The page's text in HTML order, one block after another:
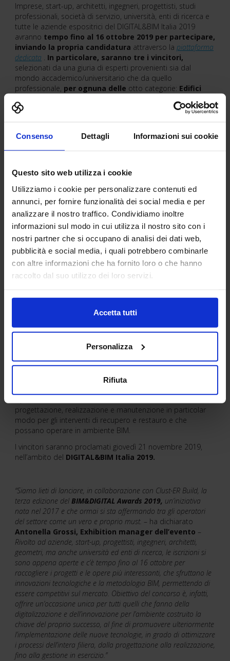
Consenso Dettagli Informazioni sui cookie
Questo sito web utilizza i cookie
Utilizziamo i cookie per personalizzare contenuti ed
annunci, per fornire funzionalità dei social media e per
analizzare il nostro traffico. Condividiamo inoltre
informazioni sul modo in cui utilizza il nostro sito con i
nostri partner che si occupano di analisi dei dati web,
pubblicità e social media, i quali potrebbero combinarle
con altre informazioni che ha fornito loro o che hanno
raccolto dal suo utilizzo dei loro servizi.
Accetta tutti
Personalizza
Rifiuta
Imprese, start-up, architetti, ingegneri, progettisti, studi
professionali, società di servizio, università, enti di ricerca e
tutte le aziende espositrici del DIGITAL&BIM Italia 2019
avranno tempo fino al 16 ottobre 2019 per partecipare,
inviando la propria candidatura attraverso la piattaforma
dedicata
In particolare, saranno tre i vincitori,
selezionati da una giuria di esperti provenienti sia dal
mondo accademico/universitario che da quello
professionale, per ognuna delle otto categorie: Edifici
Pubblici; Infrastrutture; Piccoli progetti; Interventi di
costruttivo
e, novità di quest’edizione, la categoria
dedicata al mondo dellaRicerca.Per premiare le attività di
Magistrale, Scuola di Specializzazione, Master e Dottorato
protocolli, sistemi, inerenti al BIM. Tra i criteri di
assegnazione laGiuriavaluterà principalmente fattori come
l’impatto economico, lasostenibilitàe il carattere
innovativo .
L’iniziativa, che rientra tra gli eventi speciali del
DIGITAL&BIM Italia 2019,in programma il21 e 22
novembre 2019 presso il quartiere fieristico di
Foundation, Building Smart Italia, CNAPPC, CNGeGL, l’Ordine
Bologna, e ha l’obiettivo, da un lato, di far conoscere
iprogetti e le opere che sfruttano le innovazioni
le performance e rendere più efficace il processo di
progettazione, realizzazione e manutenzione degli edifici e
delle infrastrutture; dall’altro, di premiare aziende e start-up
nuovi strumenti e sistemi
progettazione, realizzazione e manutenzione in particolar
modo per gli interventi di recupero e restauro e che
possano operare in ambiente BIM.
I vincitori saranno proclamati giovedì 21 novembre 2019,
nell’ambito del DIGITAL&BIM Italia 2019.
“Siamo lieti di lanciare, in collaborazione con Clust-ER Build, la
terza edizione del BIM&DIGITAL Awards 2019, un’iniziativa
nata nel 2017 e che ormai si sta affermando tra gli operatori
del settore come un vero e proprio must. – ha dichiarato
Antonella Grossi, Exhibition manager dell’evento –
Rivolto ad aziende, start-up, progettisti, ingegneri, architetti,
geometri, ma anche università ed enti di ricerca, le iscrizioni si
sono appena aperte e c’è tempo fino al 16 ottobre per
raccogliere i progetti e le opere più interessanti, che sfruttano le
innovazioni tecnologiche e la metodologia BIM, permettendo di
essere competitivi sul mercato. Obiettivo del concorso è, infatti,
offrire un’occasione unica per tutti quelli che fanno della
digitalizzazione e dell’innovazione per l’ambiente costruito la
chiave del proprio successo, al fine di promuovere ulteriormente
l’implementazione delle nuove tecnologie, in grado di ottimizzare
i processi dell’intera filiera, dalla progettazione alla realizzazione,
fino alla gestione in esercizio.”